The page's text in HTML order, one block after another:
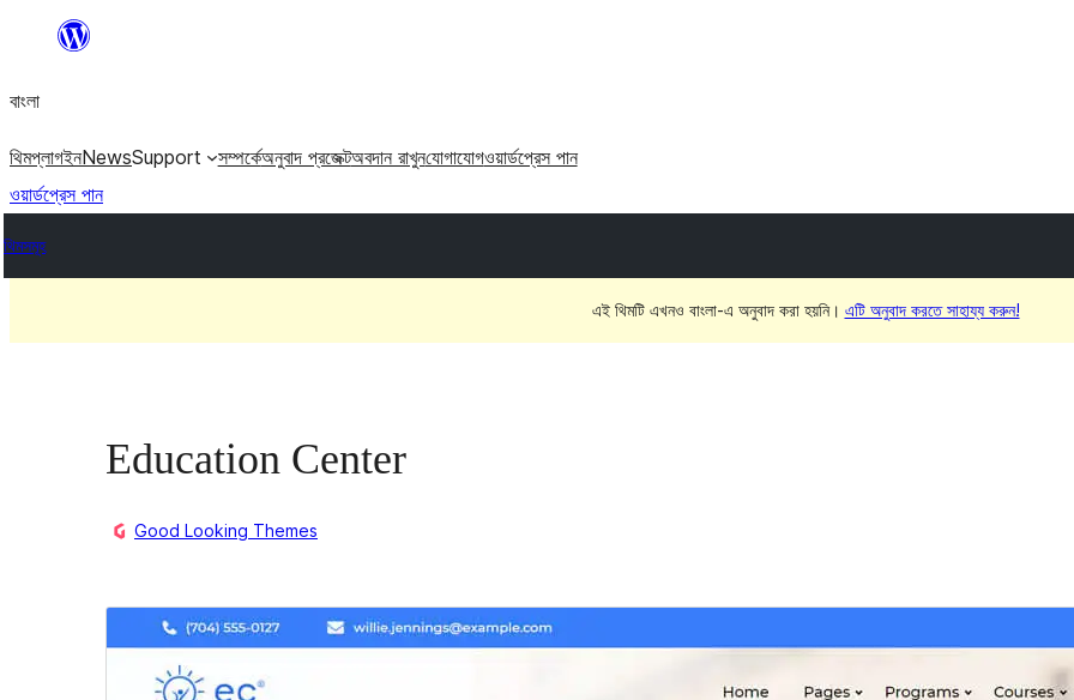
যান
বাংলা
থিমপ্লাগইনNewsSupport সম্পর্কেঅনুবাদ প্রজেক্টঅবদান রাখুনযোগাযোগওয়ার্ডপ্রেস পান
ওয়ার্ডপ্রেস পান
থিমসমূহ
এই থিমটি এখনও বাংলা-এ অনুবাদ করা হয়নি। এটি অনুবাদ করতে সাহায্য করুন!
Education Center
Good Looking Themes